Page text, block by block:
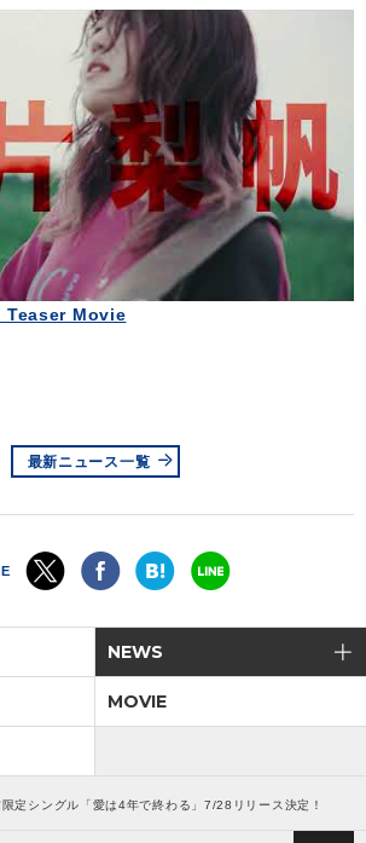
Teaser Movie
最新ニュース一覧
NEWS
MOVIE
定シングル「愛は4年で終わる」7/28リリース決定！